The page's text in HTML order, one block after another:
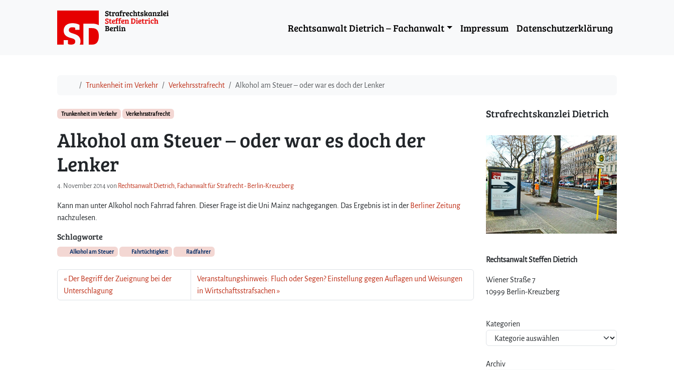
Rechtsanwalt Dietrich – Fachanwalt Impressum Datenschutzerklärung
StartTrunkenheit im Verkehr Verkehrsstrafrecht Alkohol am Steuer – oder war es doch der Lenker
Trunkenheit im Verkehr Verkehrsstrafrecht
Alkohol am Steuer – oder war es doch der
Lenker
4. November 2014von Rechtsanwalt Dietrich, Fachanwalt für Strafrecht - Berlin-Kreuzberg
Kann man unter Alkohol noch Fahrrad fahren. Dieser Frage ist die Uni Mainz nachgegangen. Das Ergebnis ist in der Berliner Zeitung
nachzulesen.
Schlagworte
Alkohol am Steuer Fahrtüchtigkeit Radfahrer
Der Begriff der Zueignung bei der
Unterschlagung
Veranstaltungshinweis: Fluch oder Segen? Einstellung gegen Auflagen und Weisungen
in Wirtschaftsstrafsachen
Strafrechtskanzlei Dietrich
Rechtsanwalt Steffen Dietrich
Wiener Straße 7
10999 Berlin-Kreuzberg
Kategorien
Archiv